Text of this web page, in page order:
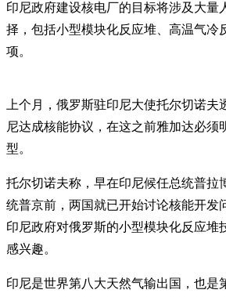
印尼政府建设核电厂的目标将涉及大量
择，包括小型模块化反应堆、高温气冷
项。
上个月，俄罗斯驻印尼大使托尔切诺夫
尼达成核能协议，在这之前雅加达必须
型。
托尔切诺夫称，早在印尼候任总统普拉
统普京前，两国就已开始讨论核能开发
印尼政府对俄罗斯的小型模块化反应堆
感兴趣。
印尼是世界第八大天然气输出国，也是